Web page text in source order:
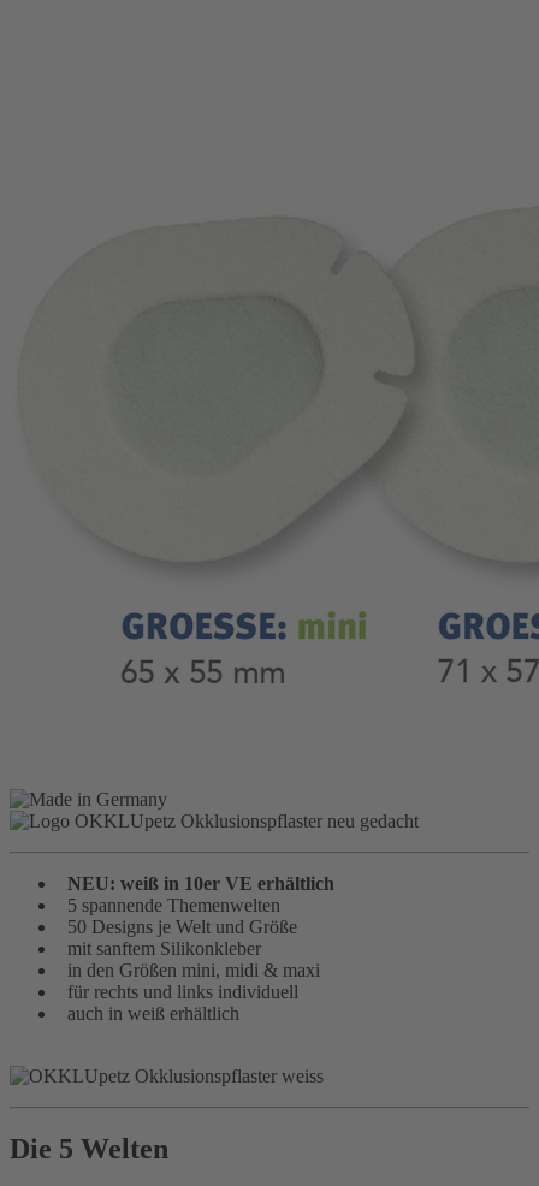
NEU: weiß in 10er VE erhältlich
5 spannende Themenwelten
50 Designs je Welt und Größe
mit sanftem Silikonkleber
in den Größen mini, midi & maxi
für rechts und links individuell
auch in weiß erhältlich
Die 5 Welten